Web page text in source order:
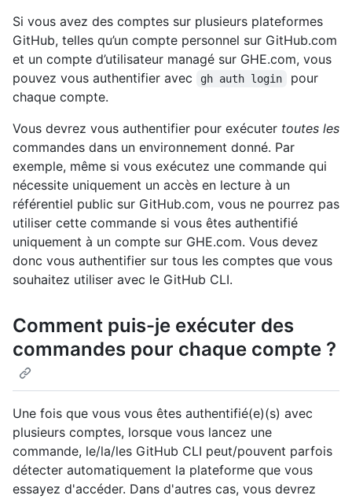
Si vous avez des comptes sur plusieurs plateformes
GitHub, telles qu’un compte personnel sur GitHub.com
et un compte d’utilisateur managé sur GHE.com, vous
pouvez vous authentifier avec
gh auth login
pour
chaque compte.
Vous devrez vous authentifier pour exécuter toutes les
commandes dans un environnement donné. Par
exemple, même si vous exécutez une commande qui
nécessite uniquement un accès en lecture à un
référentiel public sur GitHub.com, vous ne pourrez pas
utiliser cette commande si vous êtes authentifié
uniquement à un compte sur GHE.com. Vous devez
donc vous authentifier sur tous les comptes que vous
souhaitez utiliser avec le GitHub CLI.
Comment puis-je exécuter des
commandes pour chaque compte ?
Une fois que vous vous êtes authentifié(e)(s) avec
plusieurs comptes, lorsque vous lancez une
commande, le/la/les GitHub CLI peut/pouvent parfois
détecter automatiquement la plateforme que vous
essayez d'accéder. Dans d'autres cas, vous devrez